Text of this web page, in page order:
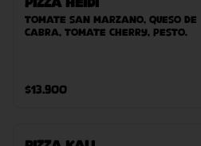
Tomate San Marzano, queso de
cabra, tomate cherry, pesto.
$13.900